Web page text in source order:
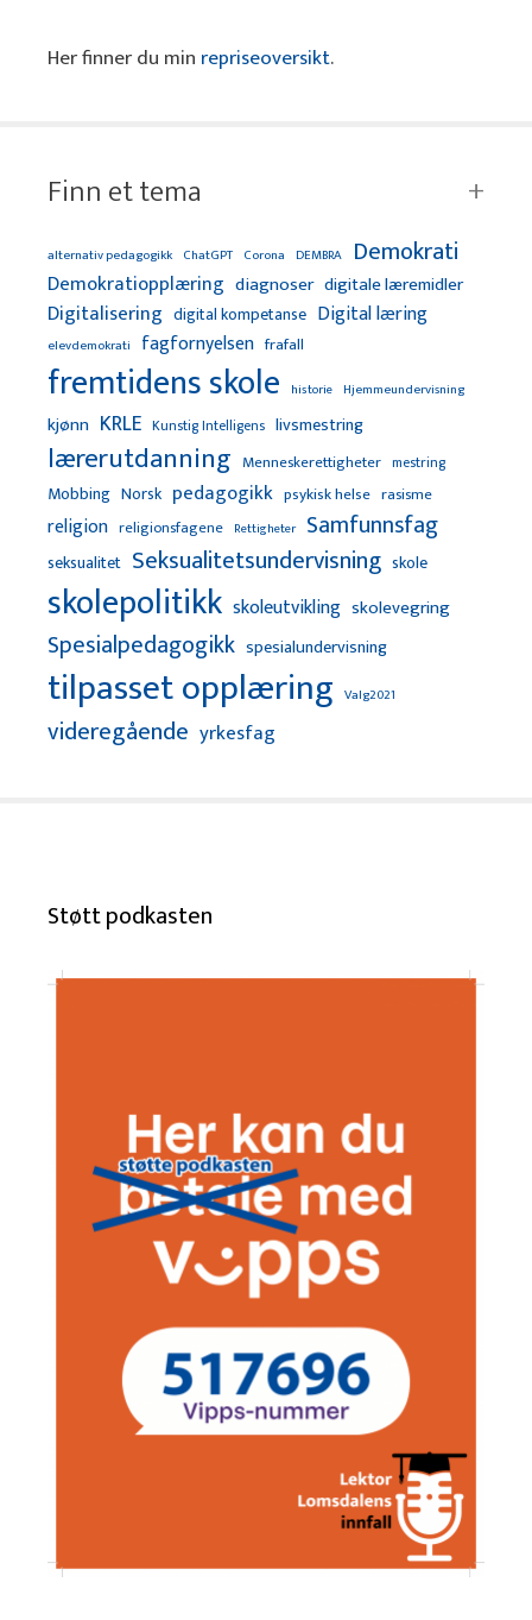
Her finner du min repriseoversikt.
Finn et tema
alternativ pedagogikk ChatGPT Corona DEMBRA Demokrati
Demokratiopplæring diagnoser digitale læremidler
Digitalisering digital kompetanse Digital læring
elevdemokrati fagfornyelsen frafall
fremtidens skole historie Hjemmeundervisning
kjønn KRLE Kunstig Intelligens livsmestring
lærerutdanning Menneskerettigheter mestring
Mobbing Norsk pedagogikk psykisk helse rasisme
religion religionsfagene Rettigheter Samfunnsfag
seksualitet Seksualitetsundervisning skole
skolepolitikk skoleutvikling skolevegring
Spesialpedagogikk spesialundervisning
tilpasset opplæring Valg2021
videregående yrkesfag
Støtt podkasten